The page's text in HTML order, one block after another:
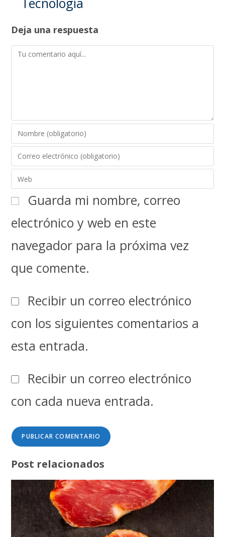
Deja una respuesta
Guarda mi nombre, correo
electrónico y web en este
navegador para la próxima vez
que comente.
Recibir un correo electrónico
con los siguientes comentarios a
esta entrada.
Recibir un correo electrónico
con cada nueva entrada.
Post relacionados